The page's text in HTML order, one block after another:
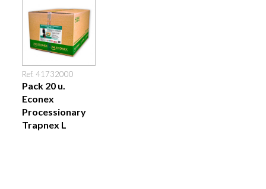
Ref. 41732000
Pack 20 u.
Econex
Processionary
Trapnex L